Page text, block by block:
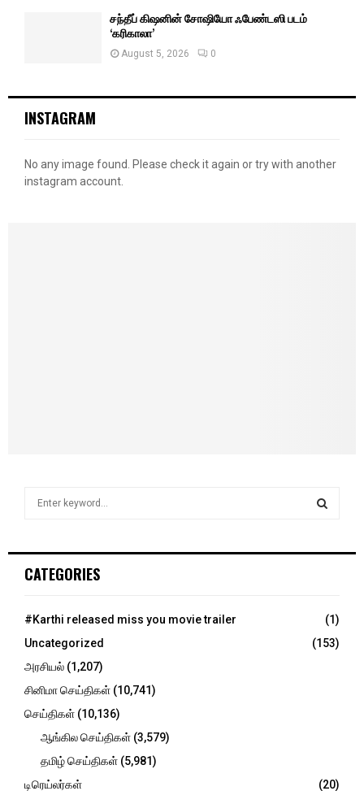
சந்தீப் கிஷனின் சோஷியோ ஃபேண்டஸி படம்
‘கரிகாலா’
August 5, 2026 0
INSTAGRAM
No any image found. Please check it again or try with another
instagram account.
h
o
:
CATEGORIES
#Karthi released miss you movie trailer
(1)
Uncategorized
(153)
அரசியல் (1,207)
சினிமா செய்திகள் (10,741)
செய்திகள் (10,136)
ஆங்கில செய்திகள் (3,579)
தமிழ் செய்திகள் (5,981)
டிரெய்லர்கள்
(20)